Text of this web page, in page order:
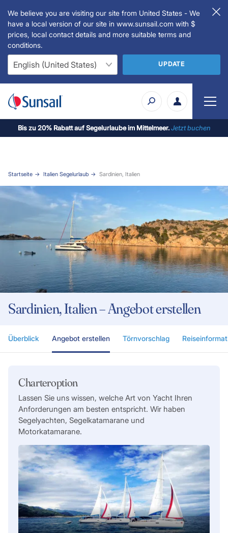
We believe you are visiting our site from United States - We
have a local version of our site in www.sunsail.com with $
prices, local contact details and more suitable terms and
conditions.
UPDATE
Bis zu 20% Rabatt auf Segelurlaube im Mittelmeer.Jetzt buchen
Startseite Italien Segelurlaub Sardinien, Italien
Sardinien, Italien – Angebot erstellen
Überblick Angebot erstellen Törnvorschlag
Charteroption
Lassen Sie uns wissen, welche Art von Yacht Ihren
Anforderungen am besten entspricht. Wir haben
Segelyachten, Segelkatamarane und
Motorkatamarane.